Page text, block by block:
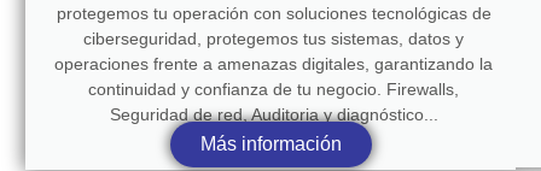
protegemos tu operación con soluciones tecnológicas de
ciberseguridad, protegemos tus sistemas, datos y
operaciones frente a amenazas digitales, garantizando la
continuidad y confianza de tu negocio. Firewalls,
Seguridad de red, Auditoria y diagnóstico...
Más información